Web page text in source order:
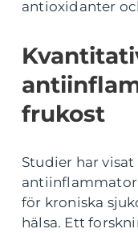
antioxidanter
frukost
Studier har
för kroniska
hälsa. Ett